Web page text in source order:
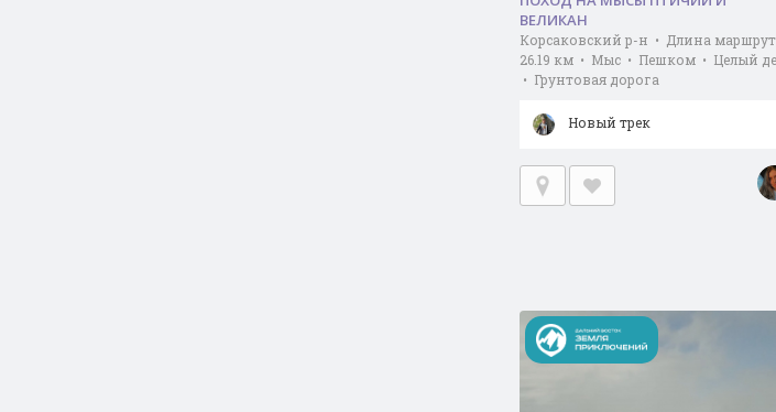
ВЕЛИКАН
Корсаковский р-н • Длина
26.19 км • Мыс • Пешком • Целый
• Грунтовая дорога
Новый трек